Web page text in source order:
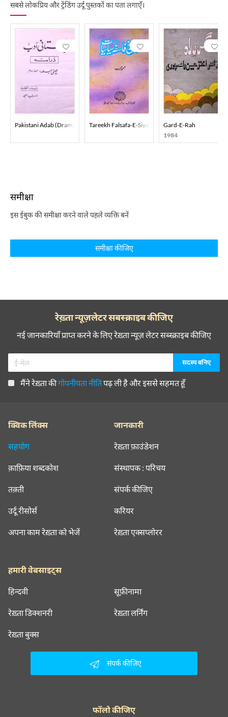
सबसे लोकप्रिय और ट्रेंडिंग उर्दू पुस्तकों का पता लगाएँ।
Pakistani Adab (Drama) Part-002Tareekh Falsafa-E-Siyasiyat
Gard-E-Rah
1984
समीक्षा
इस ईबुक की समीक्षा करने वाले पहले व्यक्ति बनें
समीक्षा कीजिए
रेख़्ता न्यूज़लेटर सबस्क्राइब कीजिए
नई जानकारियाँ प्राप्त करने के लिए रेख़्ता न्यूज़ लेटर सब्स्क्राइब कीजिए
मैंने रेख़्ता कीगोपनीयता नीतिपढ़ ली है और इससे सहमत हूँ
क्विक लिंक्स
सहयोग
क़ाफ़िया शब्दकोश
तक़्ती
उर्दू रीसोर्स
अपना काम रेख़्ता को भेजें
जानकारी
रेख़्ता फ़ाउंडेशन
संस्थापक : परिचय
संपर्क कीजिए
करियर
रेख़्ता एक्सप्लोरर
हमारी वेबसाइट्स
हिन्दवी सूफ़ीनामा
रेख़्ता डिक्शनरी रेख़्ता लर्निंग
रेख़्ता बुक्स
संपर्क कीजिए
फॉलो कीजिए